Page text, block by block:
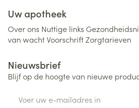
Uw apotheek
Over ons Nuttige links
van wachtVoorschriftZorgtarieven
Nieuwsbrief
Blijf op de hoogte van nieuwe